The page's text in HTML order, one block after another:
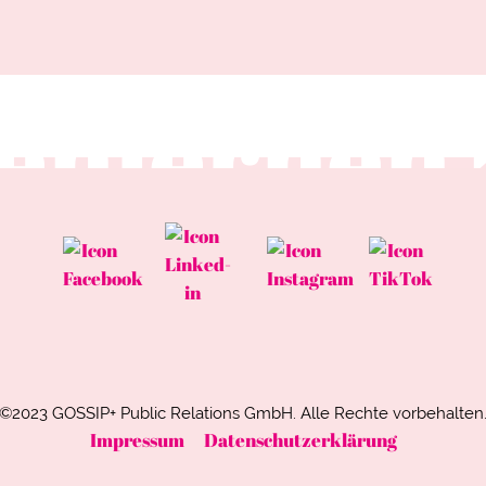
Sie
©2023 GOSSIP+ Public Relations GmbH. Alle Rechte vorbehalten.
Impressum Datenschutzerklärung